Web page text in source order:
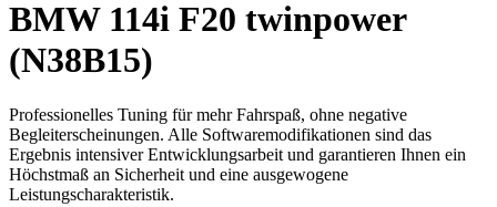
BMW 114i F20 twinpower
(N38B15)
Professionelles Tuning für mehr Fahrspaß, ohne negative
Begleiterscheinungen. Alle Softwaremodifikationen sind das
Ergebnis intensiver Entwicklungsarbeit und garantieren Ihnen ein
Höchstmaß an Sicherheit und eine ausgewogene
Leistungscharakteristik.